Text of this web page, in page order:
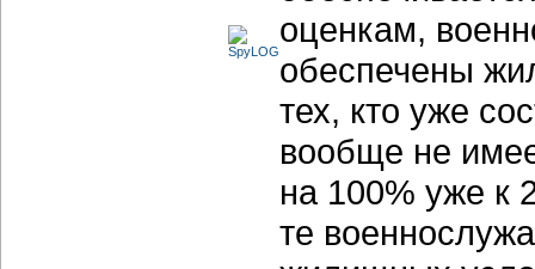
оценкам,
обеспечены
тех, кто уже
вообще не
на 100% уже к
те